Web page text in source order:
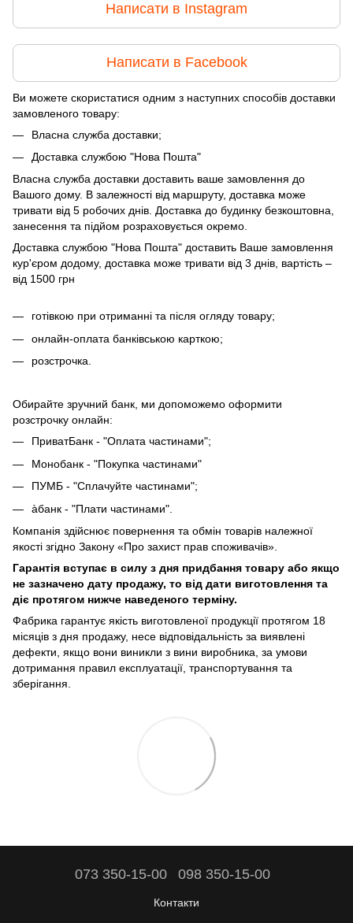
Написати в Instagram
Написати в Facebook
Ви можете скористатися одним з наступних способів доставки
замовленого товару:
Власна служба доставки;
Доставка службою "Нова Пошта"
Власна служба доставки доставить ваше замовлення до
Вашого дому. В залежності від маршруту, доставка може
тривати від 5 робочих днів. Доставка до будинку безкоштовна,
занесення та підйом розраховується окремо.
Доставка службою "Нова Пошта" доставить Ваше замовлення
кур'єром додому, доставка може тривати від 3 днів, вартість –
від 1500 грн
готівкою при отриманні та після огляду товару;
онлайн-оплата банківською карткою;
розстрочка.
Обирайте зручний банк, ми допоможемо оформити
розстрочку онлайн:
ПриватБанк - "Оплата частинами";
Монобанк - "Покупка частинами"
ПУМБ - "Сплачуйте частинами";
àбанк - "Плати частинами".
Компанія здійснює повернення та обмін товарів належної
якості згідно Закону «Про захист прав споживачів».
Гарантія вступає в силу з дня придбання товару або якщо
не зазначено дату продажу, то від дати виготовлення та
діє протягом нижче наведеного терміну.
Фабрика гарантує якість виготовленої продукції протягом 18
місяців з дня продажу, несе відповідальність за виявлені
дефекти, якщо вони виникли з вини виробника, за умови
дотримання правил експлуатації, транспортування та
зберігання.
073 350-15-00 098 350-15-00
Контакти